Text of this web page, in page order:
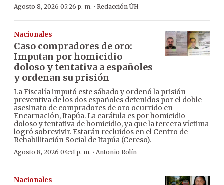
Agosto 8, 2026 05:26 p. m. · Redacción ÚH
Nacionales
Caso compradores de oro:
Imputan por homicidio
doloso y tentativa a españoles
y ordenan su prisión
La Fiscalía imputó este sábado y ordenó la prisión
preventiva de los dos españoles detenidos por el doble
asesinato de compradores de oro ocurrido en
Encarnación, Itapúa. La carátula es por homicidio
doloso y tentativa de homicidio, ya que la tercera víctima
logró sobrevivir. Estarán recluidos en el Centro de
Rehabilitación Social de Itapúa (Cereso).
Agosto 8, 2026 04:51 p. m. · Antonio Rolín
Nacionales